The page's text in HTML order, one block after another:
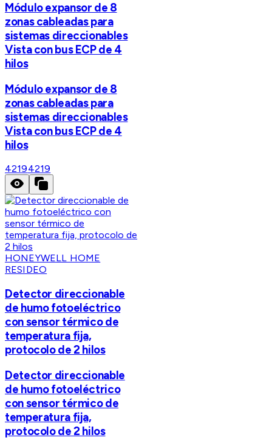
Módulo expansor de 8
zonas cableadas para
sistemas direccionables
Vista con bus ECP de 4
hilos
Módulo expansor de 8
zonas cableadas para
sistemas direccionables
Vista con bus ECP de 4
hilos
42194219
HONEYWELL HOME
RESIDEO
Detector direccionable
de humo fotoeléctrico
con sensor térmico de
temperatura fija,
protocolo de 2 hilos
Detector direccionable
de humo fotoeléctrico
con sensor térmico de
temperatura fija,
protocolo de 2 hilos